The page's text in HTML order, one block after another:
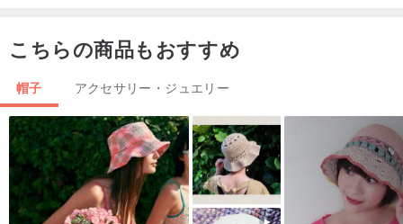
こちらの商品もおすすめ
帽子 アクセサリー・ジュエリー